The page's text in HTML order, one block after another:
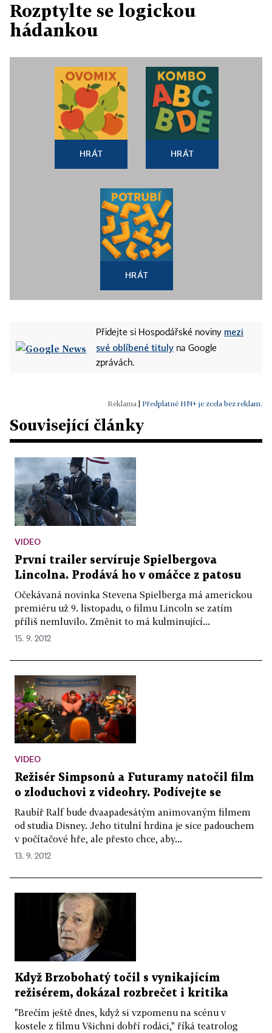
Rozptylte se logickou
hádankou
HRÁT HRÁT
HRÁT
Přidejte si Hospodářské noviny mezi
své oblíbené tituly na Google
zprávách.
Předplatné HN+ je zcela bez reklam.
Související články
VIDEO
První trailer servíruje Spielbergova
Lincolna. Prodává ho v omáčce z patosu
Očekávaná novinka Stevena Spielberga má americkou
premiéru už 9. listopadu, o filmu Lincoln se zatím
příliš nemluvilo. Změnit to má kulminující...
15. 9. 2012
VIDEO
Režisér Simpsonů a Futuramy natočil film
o zloduchovi z videohry. Podívejte se
Raubíř Ralf bude dvaapadesátým animovaným filmem
od studia Disney. Jeho titulní hrdina je sice padouchem
v počítačové hře, ale přesto chce, aby...
13. 9. 2012
Když Brzobohatý točil s vynikajícím
režisérem, dokázal rozbrečet i kritika
"Brečím ještě dnes, když si vzpomenu na scénu v
kostele z filmu Všichni dobří rodáci," říká teatrolog